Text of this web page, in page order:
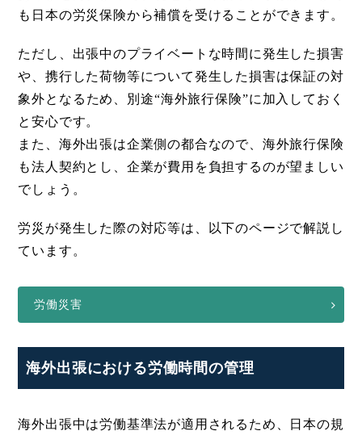
も日本の労災保険から補償を受けることができます。
ただし、出張中のプライベートな時間に発生した損害
や、携行した荷物等について発生した損害は保証の対
象外となるため、別途“海外旅行保険”に加入しておく
と安心です。
また、海外出張は企業側の都合なので、海外旅行保険
も法人契約とし、企業が費用を負担するのが望ましい
でしょう。
労災が発生した際の対応等は、以下のページで解説し
ています。
労働災害
海外出張における労働時間の管理
海外出張中は労働基準法が適用されるため、日本の規